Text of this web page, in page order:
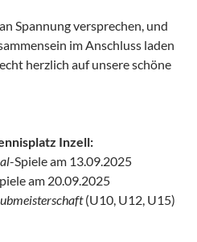
Spannung versprechen, und
im Anschluss laden
herzlich auf unsere schöne
Inzell:
-Spiele am 13.09.2025
am 20.09.2025
(U10, U12, U15)